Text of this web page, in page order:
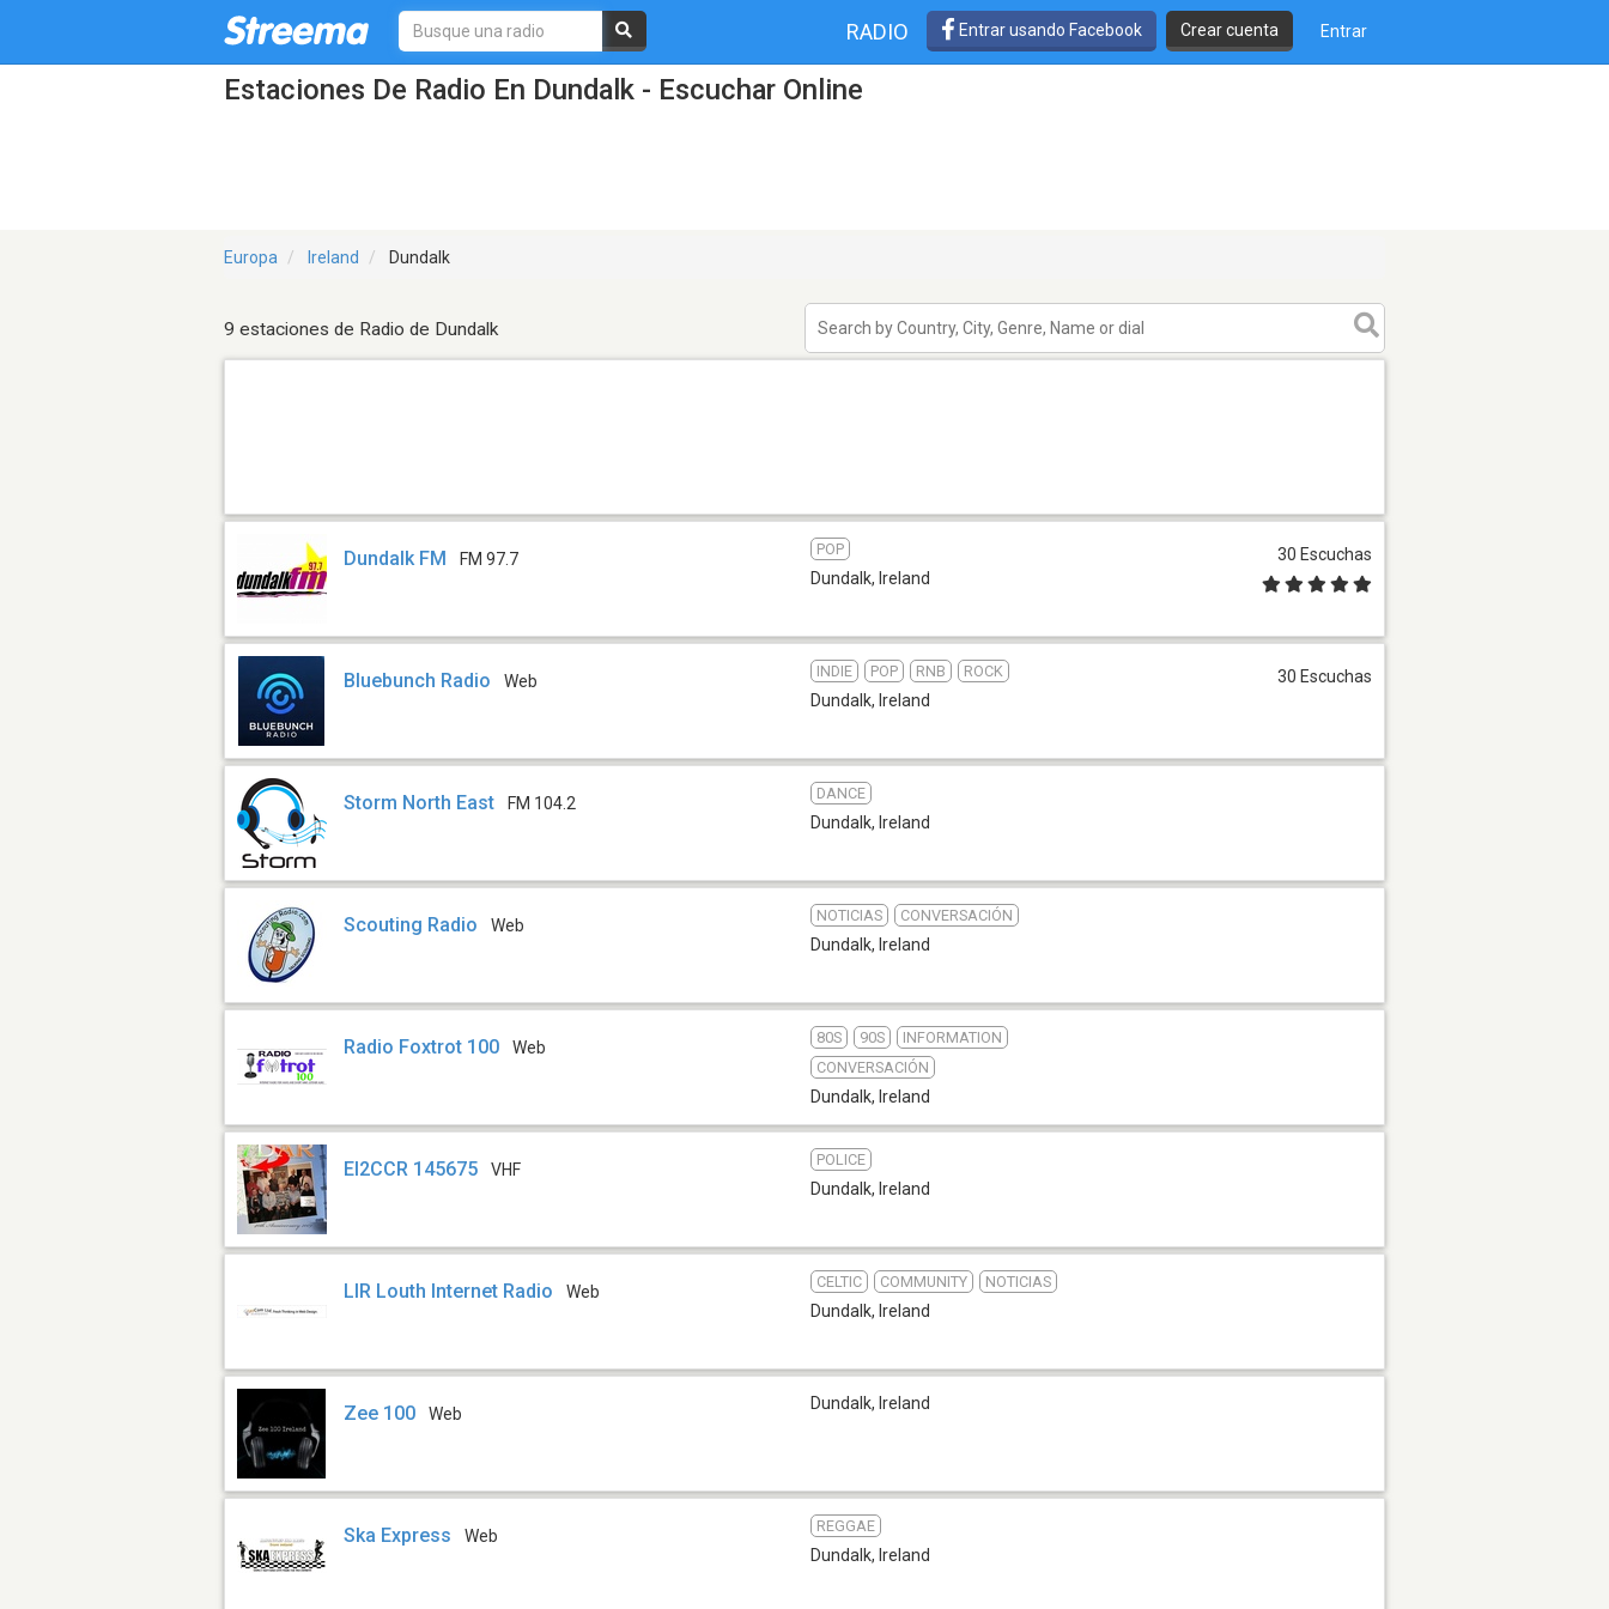
RADIO Entrar usando Facebook Crear cuenta Entrar
Estaciones De Radio En Dundalk - Escuchar Online
Europa Ireland Dundalk
9 estaciones de Radio de Dundalk
Dundalk FM FM 97.7
POP
Dundalk, Ireland
30 Escuchas
Bluebunch Radio Web
INDIE POP RNB ROCK
Dundalk, Ireland
30 Escuchas
Storm North East FM 104.2
DANCE
Dundalk, Ireland
Scouting Radio Web
NOTICIAS CONVERSACIÓN
Dundalk, Ireland
Radio Foxtrot 100 Web
80S 90S
INFORMATION
CONVERSACIÓN
Dundalk, Ireland
EI2CCR 145675 VHF
POLICE
Dundalk, Ireland
LIR Louth Internet Radio Web
CELTIC COMMUNITY NOTICIAS
Dundalk, Ireland
Zee 100 Web
Dundalk, Ireland
Ska Express Web
REGGAE
Dundalk, Ireland